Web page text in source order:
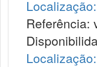
Localização:
Referência:
Localização: